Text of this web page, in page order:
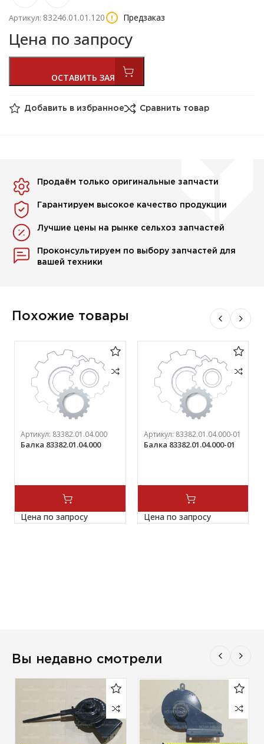
Артикул: 83246.01.01.120 Предзаказ
Цена по запросу
Добавить в избранное Сравнить товар
Продаём только оригинальные запчасти
Гарантируем высокое качество продукции
Лучшие цены на рынке сельхоз запчастей
Проконсультируем по выбору запчастей для
вашей техники
Похожие товары
Артикул: 83382.01.04.000
Балка 83382.01.04.000
Цена по запросу
Артикул: 83382.01.04.000-01
Балка 83382.01.04.000-01
Цена по запросу
Вы недавно смотрели